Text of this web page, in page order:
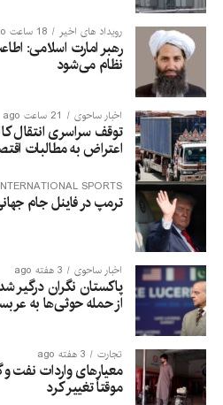
رویداد های اخیر 18 ساعت ago
رهبر امارت اسلامی:
نظام می‌شود
اخبار ساحوی 21 ساعت ago
توقف سراسری انتقال
اعتراض به مطالبات
SPORTS
ترمپ در فاینل جام
اخبار ساحوی 3 هفته ago
پاکستان نگران درگیر
از حمله حوثی‌ها به
تجارت 3 هفته ago
معیارهای واردات نفت
موقتاً تغییر کرد